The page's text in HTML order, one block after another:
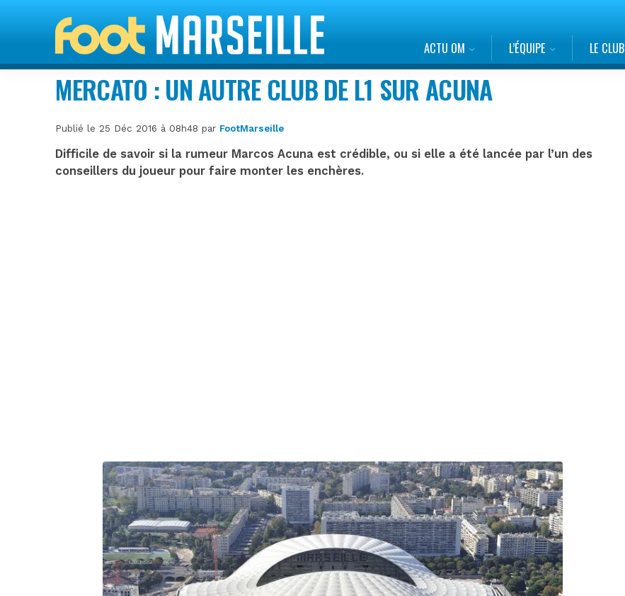
ACTU OM L’ÉQUIPE LE CLUB
MERCATO : UN AUTRE CLUB DE L1 SUR ACUNA
Publié le 25 Déc 2016 à 08h48 par FootMarseille
Difficile de savoir si la rumeur Marcos Acuna est crédible, ou si elle a été lancée par l’un des
conseillers du joueur pour faire monter les enchères.